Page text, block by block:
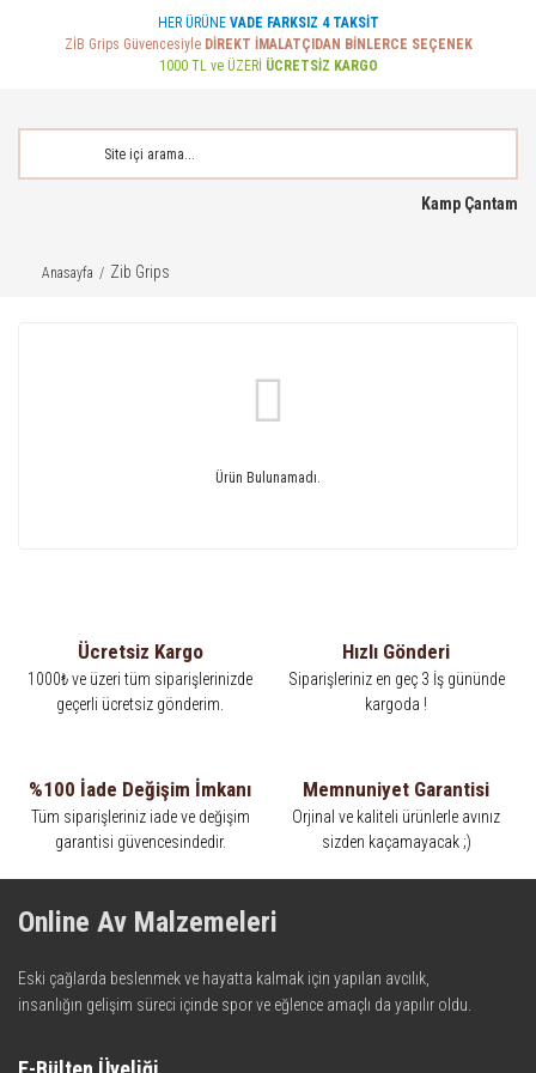
HER ÜRÜNE VADE FARKSIZ 4 TAKSİT
ZİB Grips Güvencesiyle DİREKT İMALATÇIDAN BİNLERCE SEÇENEK
1000 TL ve ÜZERİ ÜCRETSİZ KARGO
Kamp Çantam
Anasayfa Zib Grips
Ürün Bulunamadı.
Ücretsiz Kargo
1000₺ ve üzeri tüm siparişlerinizde
geçerli ücretsiz gönderim.
Hızlı Gönderi
Siparişleriniz en geç 3 İş gününde
kargoda !
%100 İade Değişim İmkanı
Tüm siparişleriniz iade ve değişim
garantisi güvencesindedir.
Memnuniyet Garantisi
Orjinal ve kaliteli ürünlerle avınız
sizden kaçamayacak ;)
Online Av Malzemeleri
Eski çağlarda beslenmek ve hayatta kalmak için yapılan avcılık,
insanlığın gelişim süreci içinde spor ve eğlence amaçlı da yapılır oldu.
teknolojinin dokunuşuyla av malzemelerinde en iyisini meydana